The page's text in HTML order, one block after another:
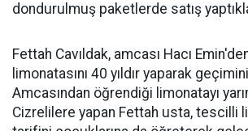
dondurulmuş paketlerde satış
Fettah Cavıldak, amcası Hacı
limonatasını 40 yıldır yaparak
Amcasından öğrendiği limonatayı
Cizrelilere yapan Fettah usta, tescilli